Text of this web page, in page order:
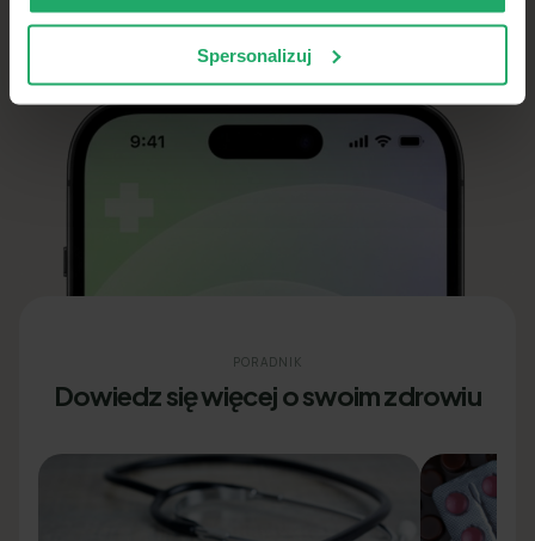
Spersonalizuj
App Store Google Play
PORADNIK
Dowiedz się więcej o swoim zdrowiu